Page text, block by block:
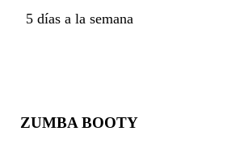
5 días a la semana
ZUMBA BOOTY